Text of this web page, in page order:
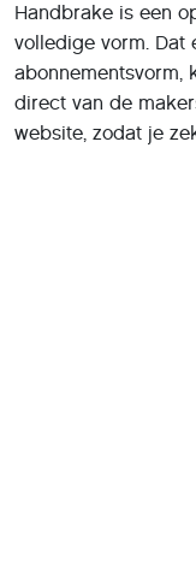
Handbrake is een
volledige vorm. Dat
abonnementsvorm,
direct van de
website, zodat je